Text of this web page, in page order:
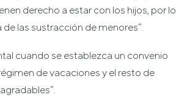
derecho a estar con los hijos, por lo
las sustracción de menores”.
cuando se establezca un convenio
de vacaciones y el resto de